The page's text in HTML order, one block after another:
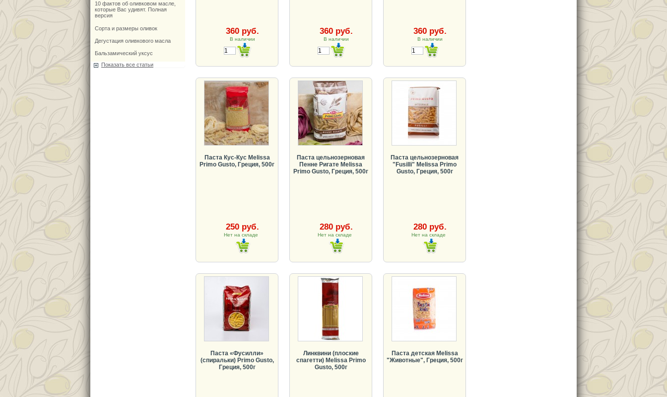
10 фактов об оливковом масле,
которые Вас удивят. Полная
версия
Сорта и размеры оливок
Дегустация оливкового масла
Бальзамический уксус
Показать все статьи
360 руб.
В наличии
360 руб.
В наличии
360 руб.
В наличии
Паста Кус-Кус Melissa
Primo Gusto, Греция, 500г
250 руб.
Нет на складе
Паста цельнозерновая
Пенне Ригате Melissa
Primo Gusto, Греция, 500г
280 руб.
Нет на складе
Паста цельнозерновая
"Fusilli" Melissa Primo
Gusto, Греция, 500г
280 руб.
Нет на складе
Паста «Фусилли»
(спиральки) Primo Gusto,
Греция, 500г
Линквини (плоские
спагетти) Melissa Primo
Gusto, 500г
Паста детская Melissa
"Животные", Греция, 500г